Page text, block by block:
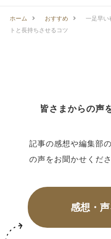
ホーム おすすめ
一足早
トと長持ちさせるコツ
皆さまからの声
記事の感想や編集部
の声をお聞かせくださ
感想・